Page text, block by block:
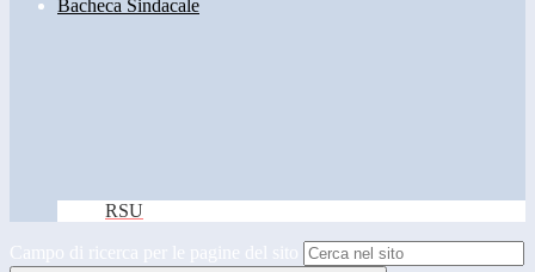
Bacheca Sindacale
RSU
Campo di ricerca per le pagine del sito